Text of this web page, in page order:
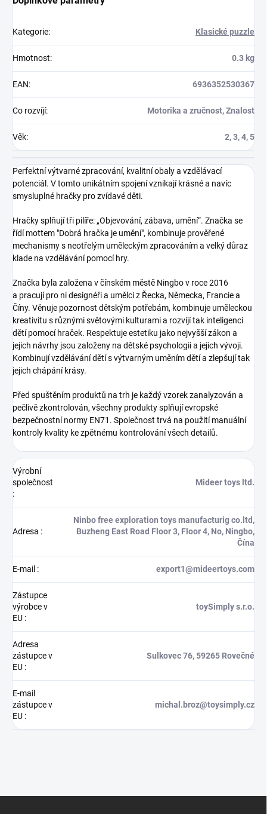
Kategorie: Klasické puzzle
Hmotnost: 0.3 kg
EAN: 6936352530367
Co rozvíjí: Motorika a zručnost, Znalost
Věk: 2, 3, 4, 5
Perfektní výtvarné zpracování, kvalitní obaly a vzdělávací
potenciál. V tomto unikátním spojení vznikají krásné a navíc
smysluplné hračky pro zvídavé děti.
Hračky splňují tři pilíře: „Objevování, zábava, umění“. Značka se
řídí mottem "Dobrá hračka je umění", kombinuje prověřené
mechanismy s neotřelým uměleckým zpracováním a velký důraz
klade na vzdělávání pomocí hry.
Značka byla založena v čínském městě Ningbo v roce 2016
a pracují pro ni designéři a umělci z Řecka, Německa, Francie a
Číny. Věnuje pozornost dětským potřebám, kombinuje uměleckou
kreativitu s různými světovými kulturami a rozvíjí tak inteligenci
dětí pomocí hraček. Respektuje estetiku jako nejvyšší zákon a
jejich návrhy jsou založeny na dětské psychologii a jejich vývoji.
Kombinují vzdělávání dětí s výtvarným uměním dětí a zlepšují tak
jejich chápání krásy.
Před spuštěním produktů na trh je každý vzorek zanalyzován a
pečlivě zkontrolován, všechny produkty splňují evropské
bezpečnostní normy EN71. Společnost trvá na použití manuální
kontroly kvality ke zpětnému kontrolování všech detailů.
Výrobní
společnost
:
Mideer toys ltd.
Adresa :
Ninbo free exploration toys manufacturig co.ltd,
Buzheng East Road Floor 3, Floor 4, No, Ningbo,
Čína
E-mail : export1@mideertoys.com
Zástupce
výrobce v
EU :
toySimply s.r.o.
Adresa
zástupce v
EU :
Sulkovec 76, 59265 Rovečné
E-mail
zástupce v
EU :
michal.broz@toysimply.cz